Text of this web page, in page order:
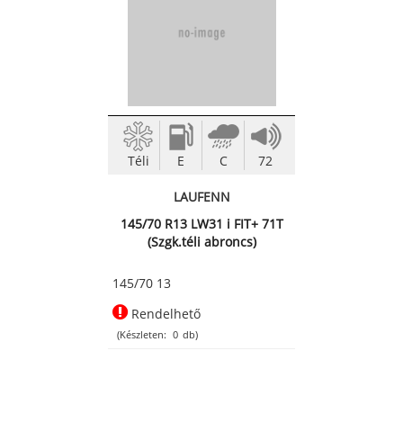
Téli E C 72
LAUFENN
145/70 R13 LW31 i FIT+ 71T
(Szgk.téli abroncs)
145/70 13
Rendelhető
(Készleten: 0 db)